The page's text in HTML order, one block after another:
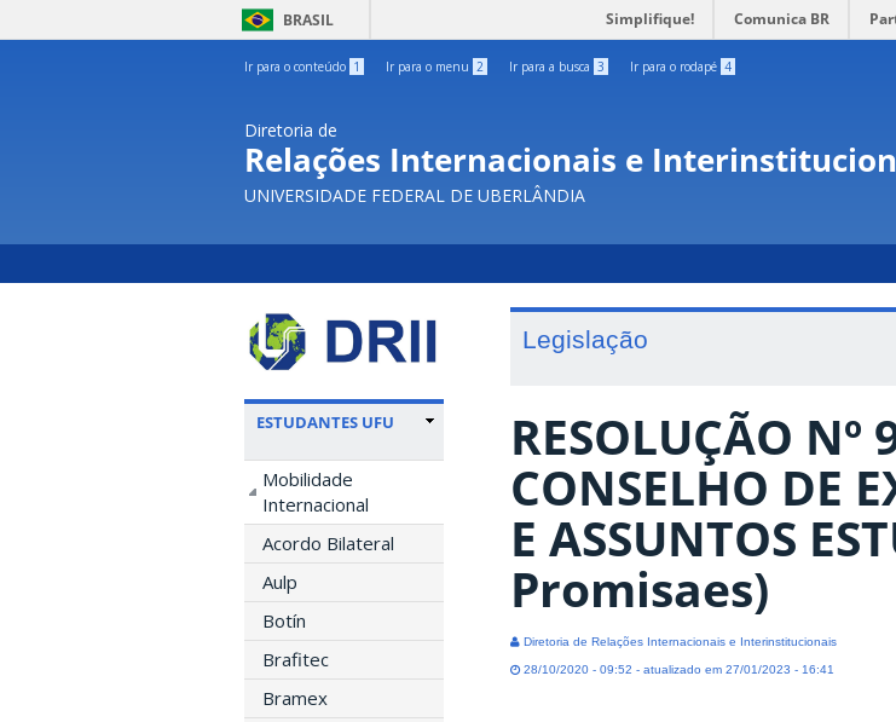
BRASIL Simplifique! Comunica BR
Ir para o conteúdo 1 Ir para o menu 2 Ir para a busca 3 Ir para o rodapé 4
Diretoria de
Relações Internacionais e
UNIVERSIDADE FEDERAL DE UBERLÂNDIA
ESTUDANTES UFU
Mobilidade
Internacional
Acordo Bilateral
Aulp
Botín
Brafitec
Bramex
Legislação
RESOLUÇÃO Nº
CONSELHO DE
E ASSUNTOS
Promisaes)
Diretoria de Relações Internacionais e Interinstitucionais
28/10/2020 - 09:52 - atualizado em 27/01/2023 - 16:41